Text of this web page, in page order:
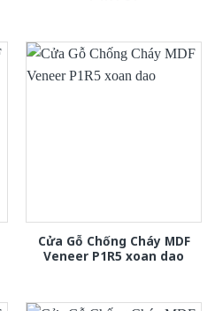
Cửa Gỗ Chống Cháy MDF
Veneer P1R5 xoan dao